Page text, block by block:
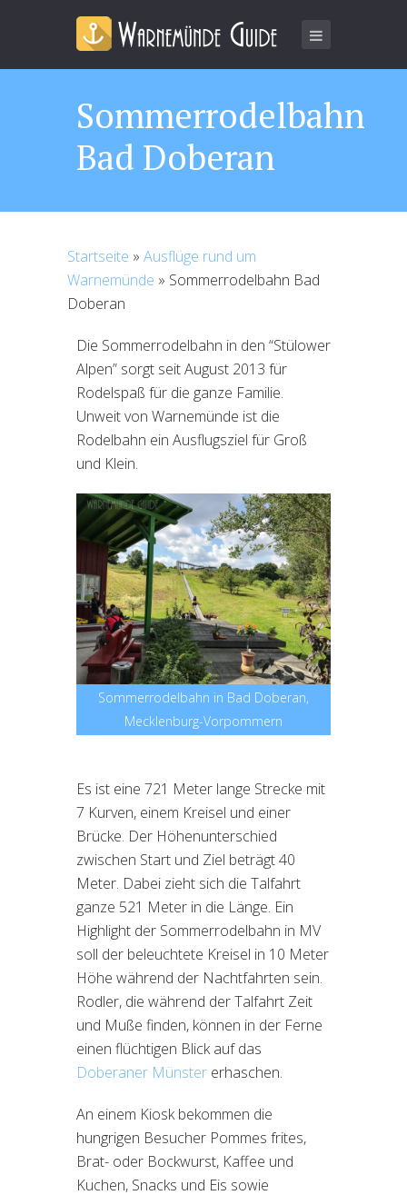
Sommerrodelbahn
Bad Doberan
Startseite » Ausflüge rund um
Warnemünde » Sommerrodelbahn Bad
Doberan
Die Sommerrodelbahn in den “Stülower
Alpen” sorgt seit August 2013 für
Rodelspaß für die ganze Familie.
Unweit von Warnemünde ist die
Rodelbahn ein Ausflugsziel für Groß
und Klein.
Sommerrodelbahn in Bad Doberan,
Mecklenburg-Vorpommern
Es ist eine 721 Meter lange Strecke mit
7 Kurven, einem Kreisel und einer
Brücke. Der Höhenunterschied
zwischen Start und Ziel beträgt 40
Meter. Dabei zieht sich die Talfahrt
ganze 521 Meter in die Länge. Ein
Highlight der Sommerrodelbahn in MV
soll der beleuchtete Kreisel in 10 Meter
Höhe während der Nachtfahrten sein.
Rodler, die während der Talfahrt Zeit
und Muße finden, können in der Ferne
einen flüchtigen Blick auf das
Doberaner Münster erhaschen.
An einem Kiosk bekommen die
hungrigen Besucher Pommes frites,
Brat- oder Bockwurst, Kaffee und
Kuchen, Snacks und Eis sowie